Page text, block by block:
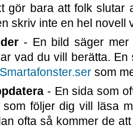
gör bara att folk slutar
skriv inte en hel novell
- En bild säger
vad du vill berätta.
Smartafonster.ser som
- En sida som
som följer dig vill läsa
ofta så kommer de